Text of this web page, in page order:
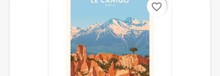
favorite_border